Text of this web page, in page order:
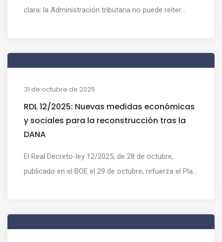
clara: la Administración tributaria no puede reiter...
31 de octubre de 2025
RDL 12/2025: Nuevas medidas económicas
y sociales para la reconstrucción tras la
DANA
El Real Decreto-ley 12/2025, de 28 de octubre,
publicado en el BOE el 29 de octubre, refuerza el Pla...